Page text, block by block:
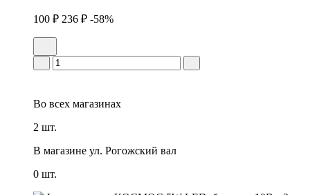
100 ₽ 236 ₽ -58%
Во всех магазинах
2 шт.
В магазине ул. Рогожский вал
0 шт.